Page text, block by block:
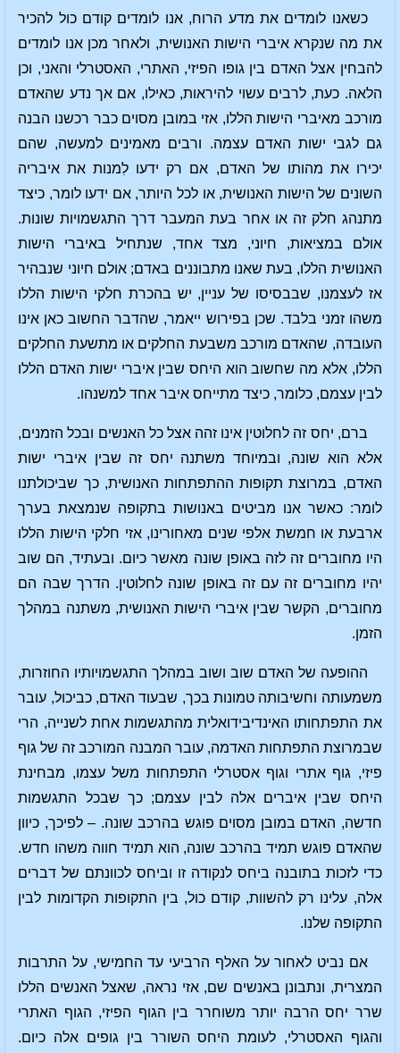
כשאנו לומדים את מדע הרוח, אנו לומדים קודם כול להכיר
את מה שנקרא איברי הישות האנושית, ולאחר מכן אנו לומדים
להבחין אצל האדם בין גופו הפיזי, האתרי, האסטרלי והאני, וכן
הלאה. כעת, לרבים עשוי להיראות, כאילו, אם אך נדע שהאדם
מורכב מאיברי הישות הללו, אזי במובן מסוים כבר רכשנו הבנה
גם לגבי ישות האדם עצמה. ורבים מאמינים למעשה, שהם
יכירו את מהותו של האדם, אם רק ידעו לִמנות את איבריה
השונים של הישות האנושית, או לכל היותר, אם ידעו לומר, כיצד
מתנהג חלק זה או אחר בעת המעבר דרך התגשמויות שונות.
אולם במציאות, חיוני, מצד אחד, שנתחיל באיברי הישות
האנושית הללו, בעת שאנו מתבוננים באדם; אולם חיוני שנבהיר
אז לעצמנו, שבבסיסו של עניין, יש בהכרת חלקי הישות הללו
משהו זמני בלבד. שכן בפירוש ייאמר, שהדבר החשוב כאן אינו
העובדה, שהאדם מורכב משבעת החלקים או מתשעת החלקים
הללו, אלא מה שחשוב הוא היחס שבין איברי ישות האדם הללו
לבין עצמם, כלומר, כיצד מתייחס איבר אחד למשנהו.
ברם, יחס זה לחלוטין אינו זהה אצל כל האנשים ובכל הזמנים,
אלא הוא שונה, ובמיוחד משתנה יחס זה שבין איברי ישות
האדם, במרוצת תקופות ההתפתחות האנושית, כך שביכולתנו
לומר: כאשר אנו מביטים באנושות בתקופה שנמצאת בערך
ארבעת או חמשת אלפי שנים מאחורינו, אזי חלקי הישות הללו
היו מחוברים זה לזה באופן שונה מאשר כיום. ובעתיד, הם שוב
יהיו מחוברים זה עם זה באופן שונה לחלוטין. הדרך שבה הם
מחוברים, הקשר שבין איברי הישות האנושית, משתנה במהלך
הזמן.
ההופעה של האדם שוב ושוב במהלך התגשמויותיו החוזרות,
משמעותה וחשיבותה טמונות בכך, שבעוד האדם, כביכול, עובר
את התפתחותו האינדיבידואלית מהתגשמות אחת לשנייה, הרי
שבמרוצת התפתחות האדמה, עובר המבנה המורכב זה של גוף
פיזי, גוף אתרי וגוף אסטרלי התפתחות משל עצמו, מבחינת
היחס שבין איברים אלה לבין עצמם; כך שבכל התגשמות
חדשה, האדם במובן מסוים פוגש בהרכב שונה. – לפיכך, כיוון
שהאדם פוגש תמיד בהרכב שונה, הוא תמיד חווה משהו חדש.
כדי לזכות בתובנה ביחס לנקודה זו וביחס לכוונתם של דברים
אלה, עלינו רק להשוות, קודם כול, בין התקופות הקדומות לבין
התקופה שלנו.
אם נביט לאחור על האלף הרביעי עד החמישי, על התרבות
המצרית, ונתבונן באנשים שם, אזי נראה, שאצל האנשים הללו
שרר יחס הרבה יותר משוחרר בין הגוף הפיזי, הגוף האתרי
והגוף האסטרלי, לעומת היחס השורר בין גופים אלה כיום.